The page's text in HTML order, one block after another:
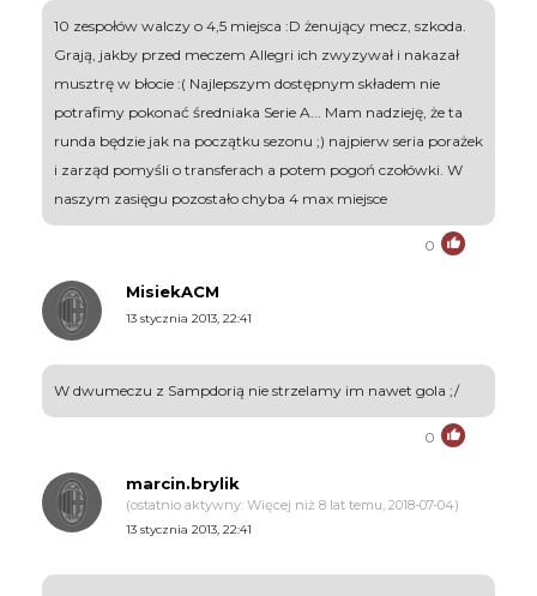
10 zespołów walczy o 4,5 miejsca :D żenujący mecz, szkoda.
Grają, jakby przed meczem Allegri ich zwyzywał i nakazał
musztrę w błocie :( Najlepszym dostępnym składem nie
potrafimy pokonać średniaka Serie A... Mam nadzieję, że ta
runda będzie jak na początku sezonu ;) najpierw seria porażek
i zarząd pomyśli o transferach a potem pogoń czołówki. W
naszym zasięgu pozostało chyba 4 max miejsce
0
MisiekACM
13 stycznia 2013, 22:41
W dwumeczu z Sampdorią nie strzelamy im nawet gola ;/
0
marcin.brylik
(ostatnio aktywny: Więcej niż 8 lat temu, 2018-07-04)
13 stycznia 2013, 22:41